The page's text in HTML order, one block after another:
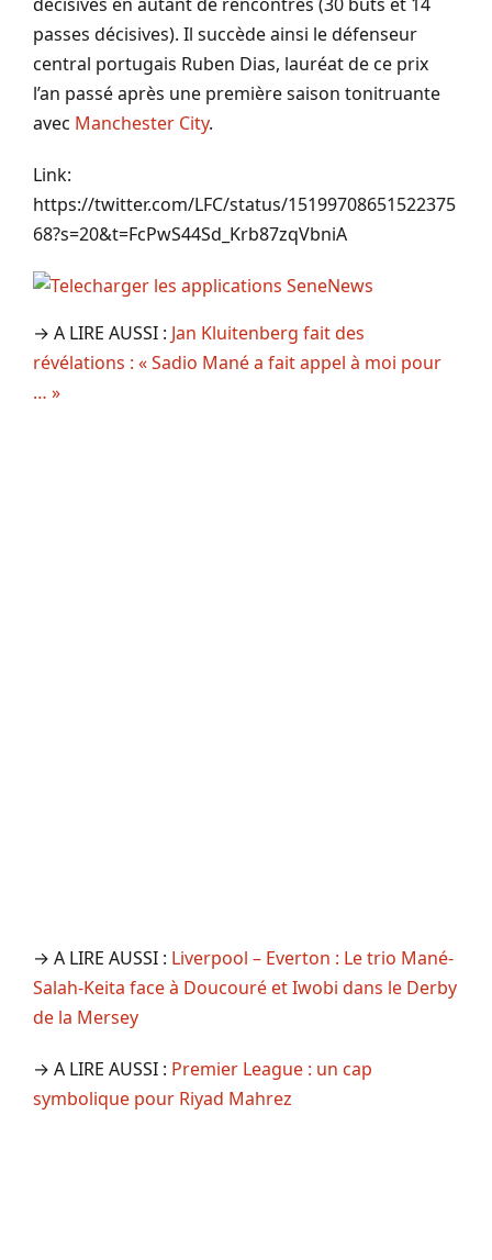
passes décisives). Il succède ainsi le défenseur
central portugais Ruben Dias, lauréat de ce prix
l’an passé après une première saison tonitruante
avec Manchester City.
Link:
https://twitter.com/LFC/status/15199708651522375
68?s=20&t=FcPwS44Sd_Krb87zqVbniA
→ A LIRE AUSSI : Jan Kluitenberg fait des
révélations : « Sadio Mané a fait appel à moi pour
… »
→ A LIRE AUSSI : Liverpool – Everton : Le trio Mané-
Salah-Keita face à Doucouré et Iwobi dans le Derby
de la Mersey
→ A LIRE AUSSI : Premier League : un cap
symbolique pour Riyad Mahrez